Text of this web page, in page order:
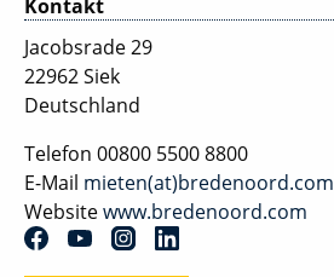
Kontakt
Jacobsrade 29
22962 Siek
Deutschland
Telefon 00800 5500 8800
E-Mail mieten(at)bredenoord.com
Websitewww.bredenoord.com